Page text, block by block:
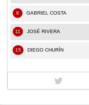
8 GABRIEL COSTA
11 JOSÉ RIVERA
15 DIEGO CHURÍN